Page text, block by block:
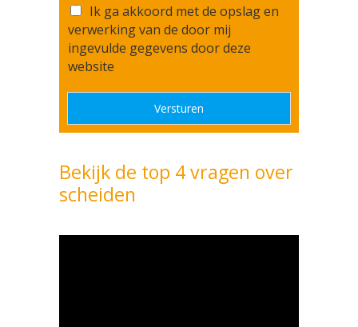
m
e
r
*
r
e
s
o
f
b
e
r
i
h
t
T
o
e
s
t
e
m
i
g
Ik ga akkoord met de opslag en
verwerking van de door mij
ingevulde gegevens door deze
website
Versturen
Bekijk de top 4 vragen over
scheiden